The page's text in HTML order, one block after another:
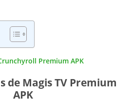
Premium APK
de Magis TV Premium
APK